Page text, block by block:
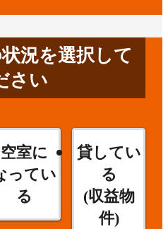
況を選択して
さい
空室に
ってい
る
貸してい
る
(収益物
件)